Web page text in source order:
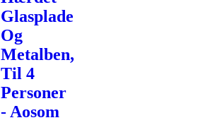
Glasplade
Og
Metalben,
Til 4
Personer
- Aosom